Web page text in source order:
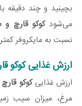
بچینید و چند دقیقه
می‌شودکوکو قارچ
نسبت به مایکروفر
ارزش غذایی کوکو
ارزش غذاییکوکو
مرغ، میزان سیب